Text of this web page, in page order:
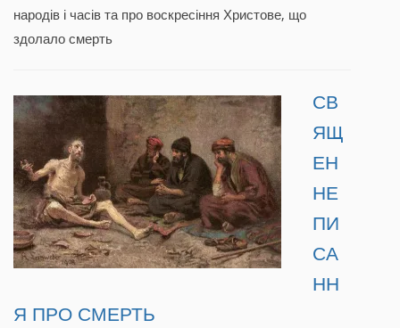
народів і часів та про воскресіння Христове, що
здолало смерть
СВ
ЯЩ
ЕН
НЕ
ПИ
СА
НН
Я ПРО СМЕРТЬ